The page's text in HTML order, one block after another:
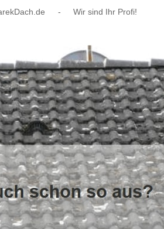
- Wir sind Ihr Profi!